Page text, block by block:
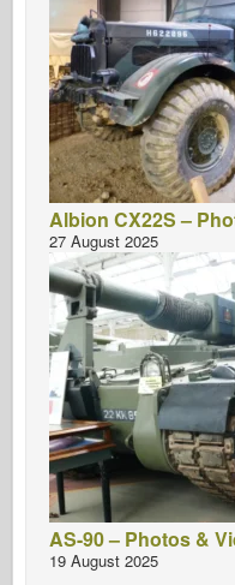
Albion CX22S –
27 August 2025
AS-90 – Photos &
19 August 2025